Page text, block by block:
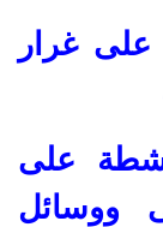
على غرار
على
ووسائل